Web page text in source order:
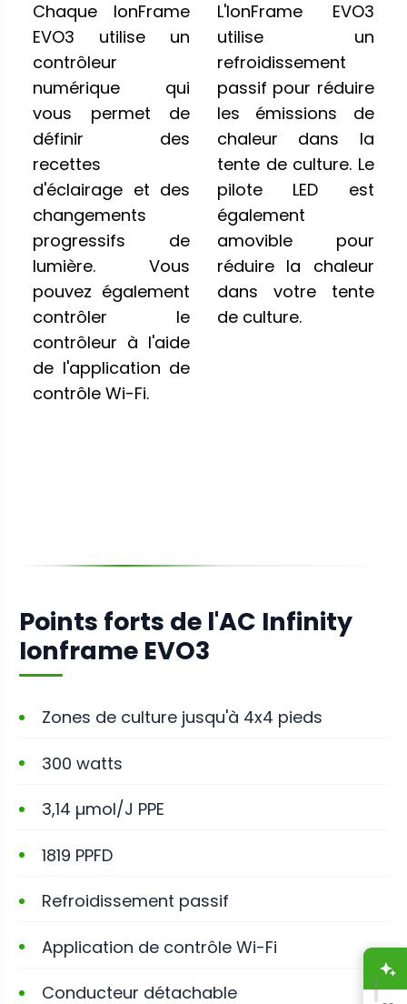
Chaque IonFrame
EVO3 utilise un
contrôleur
numérique qui
vous permet de
définir des
recettes
d'éclairage et des
changements
progressifs de
lumière. Vous
pouvez également
contrôler le
contrôleur à l'aide
de l'application de
contrôle Wi-Fi.
L'IonFrame EVO3
utilise un
refroidissement
passif pour réduire
les émissions de
chaleur dans la
tente de culture. Le
pilote LED est
également
amovible pour
réduire la chaleur
dans votre tente
de culture.
Points forts de l'AC Infinity
Ionframe EVO3
Zones de culture jusqu'à 4x4 pieds
300 watts
3,14 µmol/J PPE
1819 PPFD
Refroidissement passif
Application de contrôle Wi-Fi
Conducteur détachable